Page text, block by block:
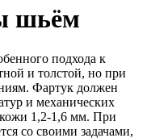
шьём
подхода к
и толстой, но при
Фартук должен
и механических
1,2-1,6 мм. При
со своими задачами,